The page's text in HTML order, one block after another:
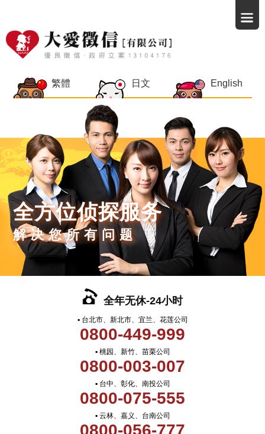
繁體 日文 English
全方位侦探服务
解决您所有问题
全年无休-24小时
▪ 台北市、新北市、宜兰、花莲公司
0800-449-999
▪ 桃园、新竹、苗栗公司
0800-003-007
▪ 台中、彰化、南投公司
0800-075-555
▪ 云林、嘉义、台南公司
0800-056-777